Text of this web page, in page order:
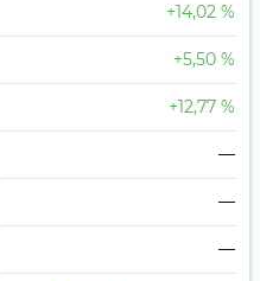
+14,02 %
+5,50 %
+12,77 %
—
—
—